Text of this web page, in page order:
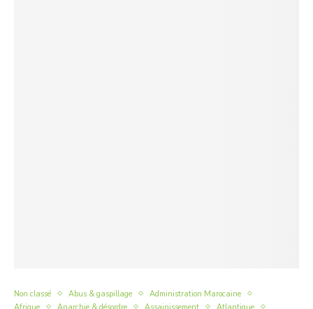
Non classé Abus & gaspillage
Administration Marocaine
Afrique
Anarchie & désordre Assainissement
Atlantique